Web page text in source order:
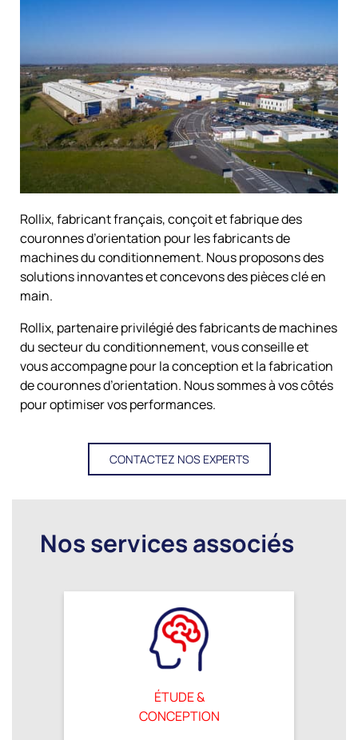
Rollix, fabricant français, conçoit et fabrique des
couronnes d’orientation pour les fabricants de
machines du conditionnement. Nous proposons des
solutions innovantes et concevons des pièces clé en
main.
Rollix, partenaire privilégié des fabricants de machines
du secteur du conditionnement, vous conseille et
vous accompagne pour la conception et la fabrication
de couronnes d’orientation. Nous sommes à vos côtés
pour optimiser vos performances.
CONTACTEZ NOS EXPERTS
Nos services associés
ÉTUDE &
CONCEPTION